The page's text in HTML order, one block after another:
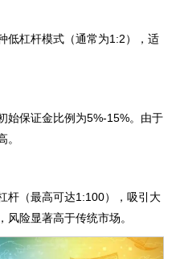
低杠杆模式（通常为1:2），适
始保证金比例为5%-15%。由于
杆（最高可达1:100），吸引大
险显著高于传统市场。